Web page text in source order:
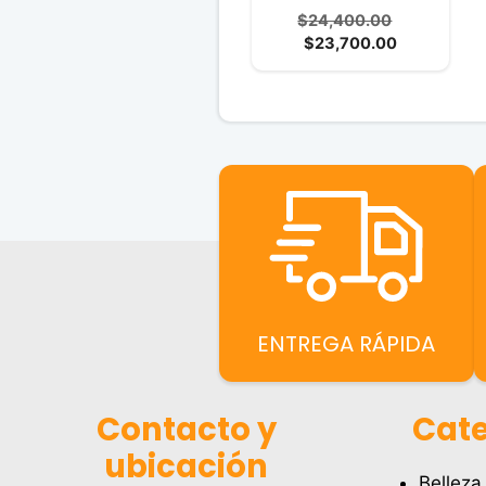
0
d
e
$24,400.00
$23,700.00El
ENTREGA RÁPIDA
Contacto y
ubicación